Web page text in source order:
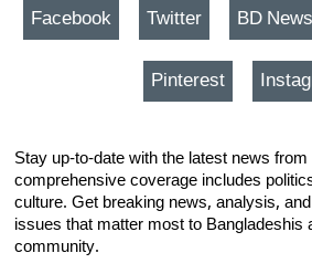
Facebook Twitter BD
Pinterest
Stay up-to-date with the latest news
comprehensive coverage includes
culture. Get breaking news, analysis,
issues that matter most to Bangladeshis
community.